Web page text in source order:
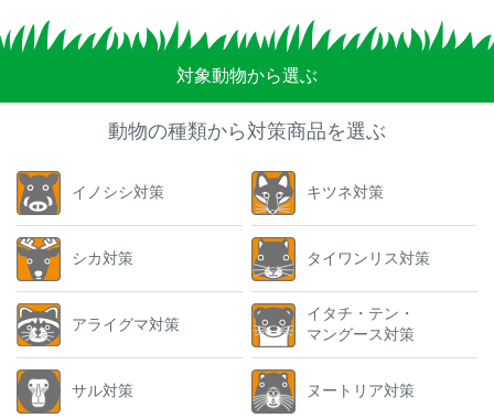
対象動物から選ぶ
動物の種類から対策商品を選ぶ
イノシシ対策
シカ対策
アライグマ対策
サル対策
キツネ対策
タイワンリス対策
イタチ・テン・
マングース対策
ヌートリア対策